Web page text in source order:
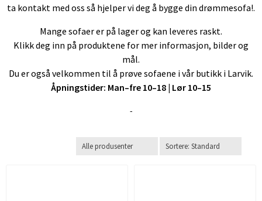
ta kontakt med oss så hjelper vi deg å bygge din drømmesofa!.
Mange sofaer er på lager og kan leveres raskt.
Klikk deg inn på produktene for mer informasjon, bilder og
mål.
Du er også velkommen til å prøve sofaene i vår butikk i Larvik.
Åpningstider: Man–fre 10–18 | Lør 10–15
-